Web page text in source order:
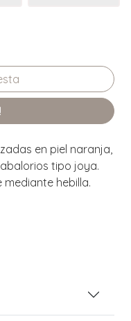
en piel naranja,
tipo joya.
hebilla.